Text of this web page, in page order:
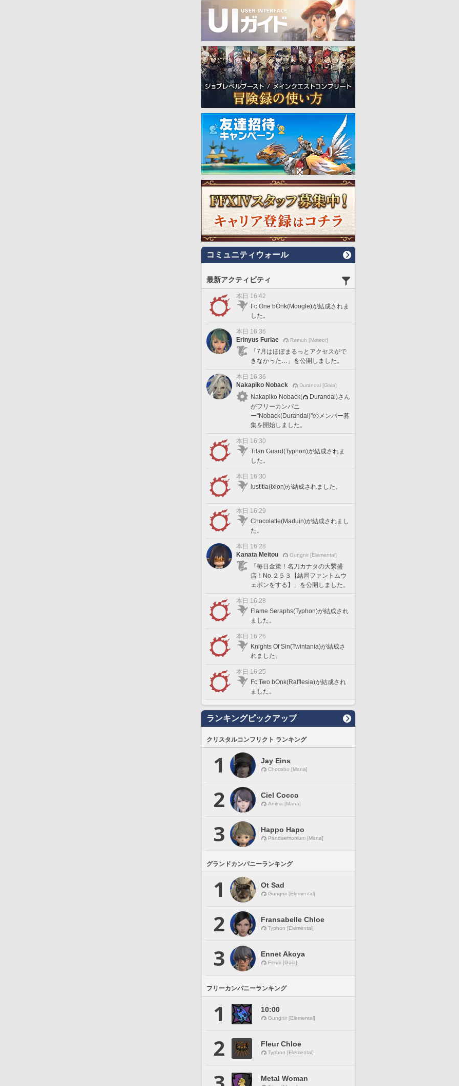
コミュニティウォール
最新アクティビティ
本日 16:42
Fc One bOnk(Moogle)が結成されま
した。
本日 16:36
Erinyus Furiae
Ramuh [Meteor]
「7月はほぼまるっとアクセスがで
きなかった…」を公開しました。
本日 16:36
Nakapiko Noback
Durandal [Gaia]
Nakapiko Noback(
Durandal)さん
がフリーカンパニ
ー"Noback(Durandal)"のメンバー募
集を開始しました。
本日 16:30
Titan Guard(Typhon)が結成されま
した。
本日 16:30
lustitia(Ixion)が結成されました。
本日 16:29
Chocolatte(Maduin)が結成されまし
た。
本日 16:28
Kanata Meitou
Gungnir [Elemental]
「毎日金策！名刀カナタの大繫盛
店！No.２５３【結局ファントムウ
ェポンをする】」を公開しました。
本日 16:28
Flame Seraphs(Typhon)が結成され
ました。
本日 16:26
Knights Of Sin(Twintania)が結成さ
れました。
本日 16:25
Fc Two bOnk(Rafflesia)が結成され
ました。
ランキングピックアップ
クリスタルコンフリクト ランキング
1 Jay Eins
Chocobo [Mana]
2 Ciel Cocco
Anima [Mana]
3 Happo Hapo
Pandaemonium [Mana]
グランドカンパニーランキング
1 Ot Sad
Gungnir [Elemental]
2 Fransabelle Chloe
Typhon [Elemental]
3 Ennet Akoya
Fenrir [Gaia]
フリーカンパニーランキング
1 10:00
Gungnir [Elemental]
2 Fleur Chloe
Typhon [Elemental]
Metal Woman